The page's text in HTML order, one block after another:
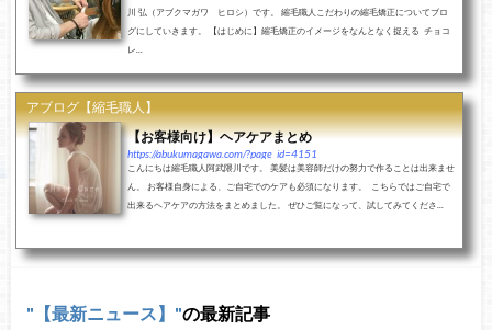
川 弘（アブクマガワ ヒロシ）です。 縮毛職人こだわりの縮毛矯正についてブロ
グにしていきます。 【はじめに】縮毛矯正のイメージをなんとなく捉える チョコ
レ...
アブログ【縮毛職人】
【お客様向け】ヘアケアまとめ
https://abukumagawa.com/?page_id=4151
こんにちは縮毛職人阿武隈川です。 美髪は美容師だけの努力で作ることは出来ませ
ん。 お客様自身による、ご自宅でのケアも必須になります。 こちらではご自宅で
出来るヘアケアの方法をまとめました。 ぜひご覧になって、試してみてくださ...
【最新ニュース】 の最新記事